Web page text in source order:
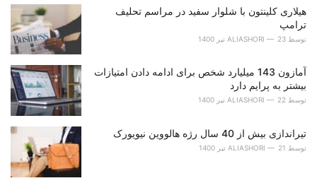
هیلاری کلینتون با شلوار سفید در مراسم تحلیف
ترامپ
توسط ALIASHORI 23 تیر 1400
آمازون 143 میلیارد شخص برای ادامه دادن امتیازات
بیشتر به پرایم دارد
توسط ALIASHORI 22 تیر 1400
تیراندازی بیش از 40 سال رژه هالووین نیویورک
توسط ALIASHORI 21 تیر 1400